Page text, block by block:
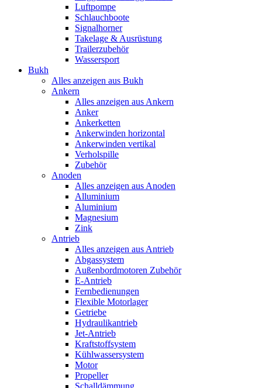
Luftpompe
Schlauchboote
Signalhorner
Takelage & Ausrüstung
Trailerzubehör
Wassersport
Bukh
Alles anzeigen aus Bukh
Ankern
Alles anzeigen aus Ankern
Anker
Ankerketten
Ankerwinden horizontal
Ankerwinden vertikal
Verholspille
Zubehör
Anoden
Alles anzeigen aus Anoden
Alluminium
Aluminium
Magnesium
Zink
Antrieb
Alles anzeigen aus Antrieb
Abgassystem
Außenbordmotoren Zubehör
E-Antrieb
Fernbedienungen
Flexible Motorlager
Getriebe
Hydraulikantrieb
Jet-Antrieb
Kraftstoffsystem
Kühlwassersystem
Motor
Propeller
Schalldämmung